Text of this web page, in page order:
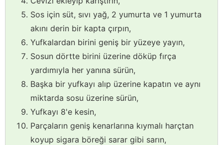
Sos için süt, sıvı yağ, 2 yumurta ve 1 yumurta
akını derin bir kapta çırpın,
Yufkalardan birini geniş bir yüzeye yayın,
Sosun dörtte birini üzerine döküp fırça
yardımıyla her yanına sürün,
Başka bir yufkayı alıp üzerine kapatın ve aynı
miktarda sosu üzerine sürün,
Yufkayı 8'e kesin,
Parçaların geniş kenarlarına kıymalı harçtan
koyup sigara böreği sarar gibi sarın,